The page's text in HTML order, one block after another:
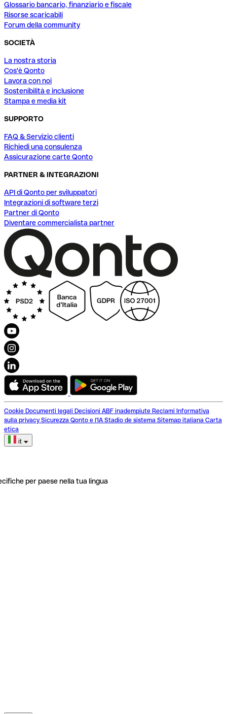
Glossario bancario, finanziario e fiscale
Risorse scaricabili
Forum della community
SOCIETÀ
La nostra storia
Cos'è Qonto
Lavora con noi
Sostenibilità e inclusione
Stampa e media kit
SUPPORTO
FAQ & Servizio clienti
Richiedi una consulenza
Assicurazione carte Qonto
PARTNER & INTEGRAZIONI
API di Qonto per sviluppatori
Integrazioni di software terzi
Partner di Qonto
Diventare commercialista partner
Cookie Documenti legali Decisioni ABF inadempiute Reclami Informativa
sulla privacy Sicurezza Qonto e l'IA Stadio de sistema Sitemap italiana Carta
etica
it
per paese nella tua lingua